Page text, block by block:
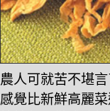
農人可就苦不堪
感覺比新鮮高麗